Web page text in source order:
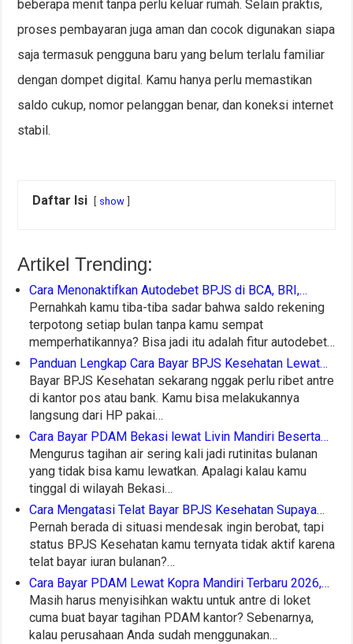
beberapa menit tanpa perlu keluar rumah. Selain praktis,
proses pembayaran juga aman dan cocok digunakan siapa
saja termasuk pengguna baru yang belum terlalu familiar
dengan dompet digital. Kamu hanya perlu memastikan
saldo cukup, nomor pelanggan benar, dan koneksi internet
stabil.
Daftar Isi show
Artikel Trending:
Cara Menonaktifkan Autodebet BPJS di BCA, BRI,…
Pernahkah kamu tiba-tiba sadar bahwa saldo rekening
terpotong setiap bulan tanpa kamu sempat
memperhatikannya? Bisa jadi itu adalah fitur autodebet…
Panduan Lengkap Cara Bayar BPJS Kesehatan Lewat…
Bayar BPJS Kesehatan sekarang nggak perlu ribet antre
di kantor pos atau bank. Kamu bisa melakukannya
langsung dari HP pakai…
Cara Bayar PDAM Bekasi lewat Livin Mandiri Beserta…
Mengurus tagihan air sering kali jadi rutinitas bulanan
yang tidak bisa kamu lewatkan. Apalagi kalau kamu
tinggal di wilayah Bekasi…
Cara Mengatasi Telat Bayar BPJS Kesehatan Supaya…
Pernah berada di situasi mendesak ingin berobat, tapi
status BPJS Kesehatan kamu ternyata tidak aktif karena
telat bayar iuran bulanan?…
Cara Bayar PDAM Lewat Kopra Mandiri Terbaru 2026,…
Masih harus menyisihkan waktu untuk antre di loket
cuma buat bayar tagihan PDAM kantor? Sebenarnya,
kalau perusahaan Anda sudah menggunakan…